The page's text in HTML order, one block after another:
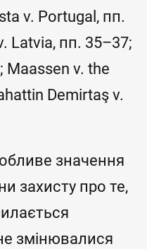
v. Portugal, пп.
Latvia, пп. 35–37;
Maassen v. the
Demirtaş v.
значення
захисту про те,
змінювалися